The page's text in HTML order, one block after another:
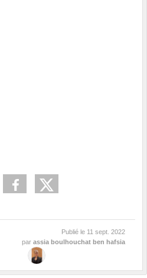
Publié le 11 sept. 2022
par assia boulhouchat ben hafsia